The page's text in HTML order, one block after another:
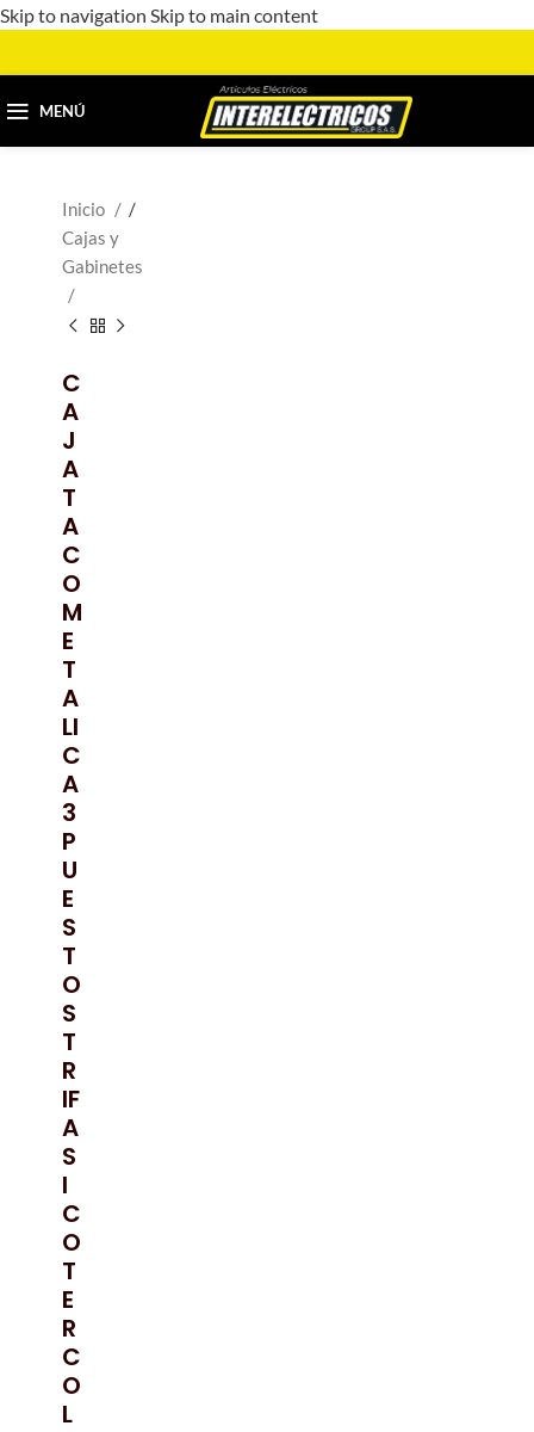
Skip to navigation Skip to main content
MENÚ
Inicio
/
Cajas y
Gabinetes
C
A
J
A
T
A
C
O
M
E
T
A
LI
C
A
3
P
U
E
S
T
O
S
T
R
IF
A
S
I
C
O
T
E
R
C
O
L